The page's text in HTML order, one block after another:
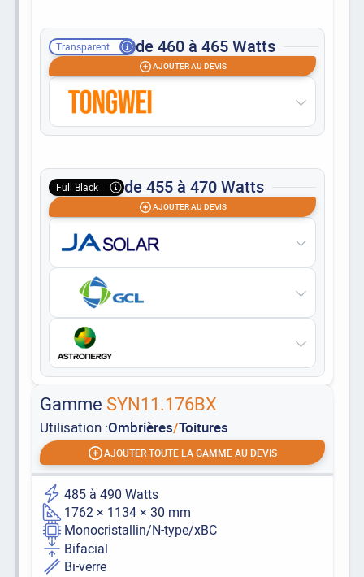
Transparent de 460 à 465 Watts
AJOUTER AU DEVIS
Full Black de 455 à 470 Watts
AJOUTER AU DEVIS
Gamme SYN11.176BX
Utilisation :Ombrières/Toitures
AJOUTER TOUTE LA GAMME AU DEVIS
485 à 490 Watts
1762 × 1134 × 30 mm
Monocristallin/N-type/xBC
Bifacial
Bi-verre